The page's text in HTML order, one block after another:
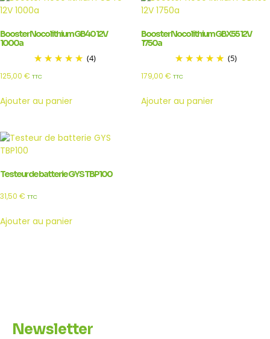
Booster Noco lithium GB40 12V
1000a
(4)
125,00 € TTC
Ajouter au panier
Booster Noco lithium GBX55 12V
1750a
(5)
179,00 € TTC
Ajouter au panier
Testeur de batterie GYS TBP100
31,50 € TTC
Ajouter au panier
Newsletter